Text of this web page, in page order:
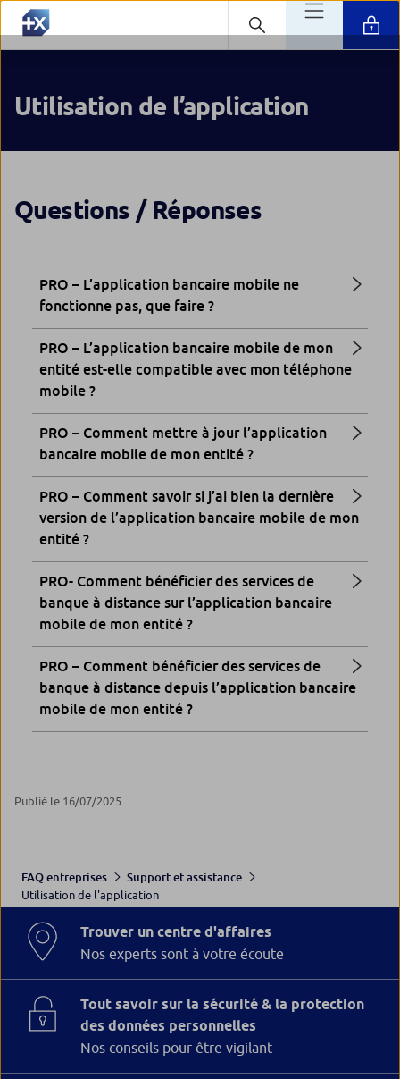
Utilisation de l’application
Questions / Réponses
PRO – L’application bancaire mobile ne
fonctionne pas, que faire ?
PRO – L’application bancaire mobile de mon
entité est-elle compatible avec mon téléphone
mobile ?
PRO – Comment mettre à jour l’application
bancaire mobile de mon entité ?
PRO – Comment savoir si j’ai bien la dernière
version de l’application bancaire mobile de mon
entité ?
PRO- Comment bénéficier des services de
banque à distance sur l’application bancaire
mobile de mon entité ?
PRO – Comment bénéficier des services de
banque à distance depuis l’application bancaire
mobile de mon entité ?
Publié le 16/07/2025
FAQ entreprises
Support et assistance
Utilisation de l'application
Trouver un centre d'affaires
Nos experts sont à votre écoute
Tout savoir sur la sécurité & la protection
des données personnelles
Nos conseils pour être vigilant